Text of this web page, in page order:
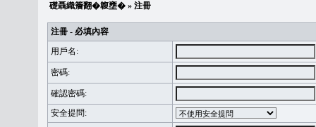
礎聶織簷翻�䪖壅� » 注冊
注冊 - 必填內容
用戶名:
密碼:
確認密碼:
安全提問: